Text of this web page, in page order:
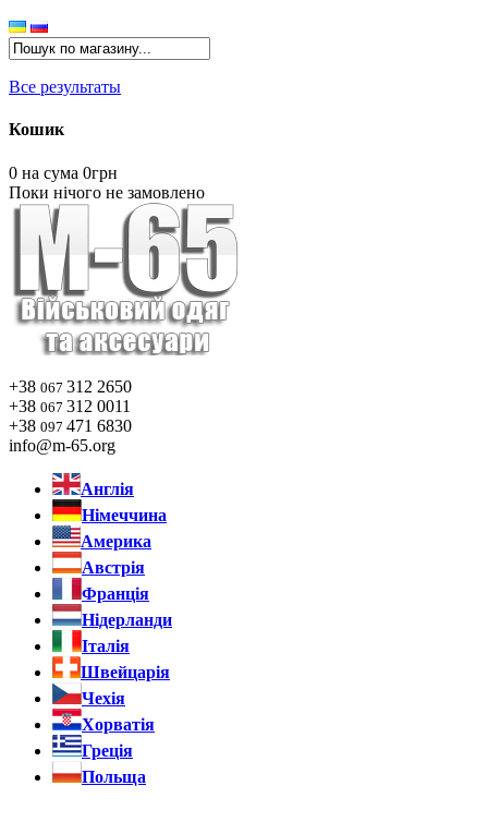
Все результаты
Кошик
0 на сума 0грн
Поки нічого не замовлено
+38 067 312 2650
+38 067 312 0011
+38 097 471 6830
info@m-65.org
Англія
Німеччина
Америка
Австрія
Франція
Нідерланди
Італія
Швейцарія
Чехія
Хорватія
Греція
Польща